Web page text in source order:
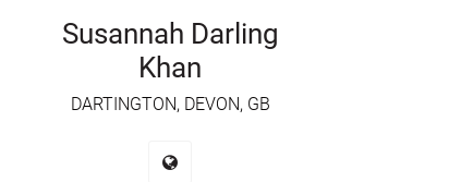
Susannah Darling
Khan
DARTINGTON, DEVON, GB